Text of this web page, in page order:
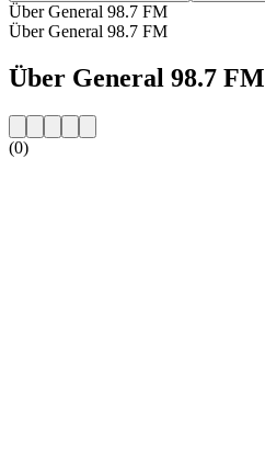
Über General 98.7 FM
Über General 98.7 FM
Über General 98.7 FM
(0)